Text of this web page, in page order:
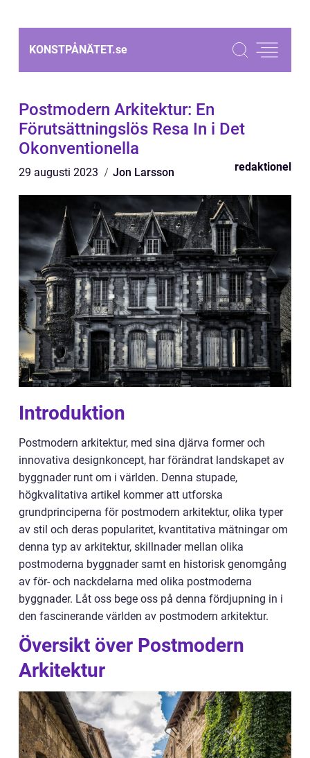
KONSTPÅNÄTET.se
Postmodern Arkitektur: En
Förutsättningslös Resa In i Det
Okonventionella
29 augusti 2023 Jon Larsson redaktionel
Introduktion
Postmodern arkitektur, med sina djärva former och
innovativa designkoncept, har förändrat landskapet av
byggnader runt om i världen. Denna stupade,
högkvalitativa artikel kommer att utforska
grundprinciperna för postmodern arkitektur, olika typer
av stil och deras popularitet, kvantitativa mätningar om
denna typ av arkitektur, skillnader mellan olika
postmoderna byggnader samt en historisk genomgång
av för- och nackdelarna med olika postmoderna
byggnader. Låt oss bege oss på denna fördjupning in i
den fascinerande världen av postmodern arkitektur.
Översikt över Postmodern
Arkitektur